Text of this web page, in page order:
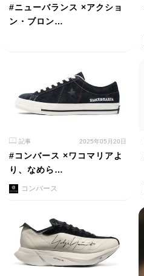
#ニューバランス ×アクショ
ン・ブロン…
記事 2025年05月20日
#コンバース ×ワコマリアよ
り、なめら…
コンバース